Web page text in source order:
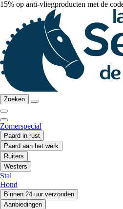
15% op anti-vliegproducten met de
Zoeken
Zomerspecial
Paard in rust
Paard aan het werk
Ruiters
Westers
Stal
Hond
Binnen 24 uur verzonden
Aanbiedingen